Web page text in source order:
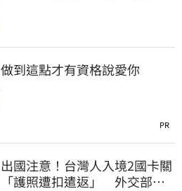
做到這點才有資格說愛你
PR
出國注意！台灣人入境2國卡關
「護照遭扣遣返」 外交部證